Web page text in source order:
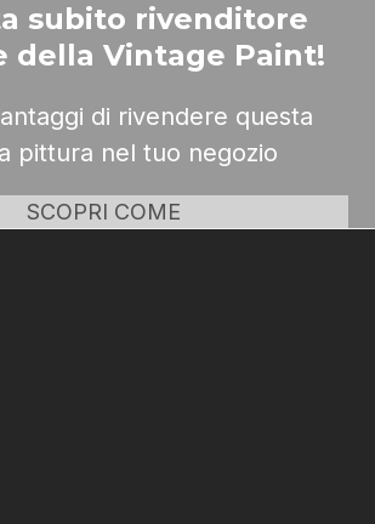
subito rivenditore
della Vintage Paint!
di rivendere questa
pittura nel tuo negozio
SCOPRI COME